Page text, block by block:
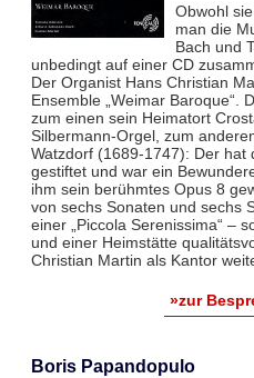
Obwohl
man die
Bach und
unbedingt auf einer CD
Der Organist Hans Christian
Ensemble „Weimar Baroque“.
zum einen sein Heimatort
Silbermann-Orgel, zum
Watzdorf (1689-1747): Der hat
gestiftet und war ein
ihm sein berühmtes Opus 8
von sechs Sonaten und sechs
einer „Piccola Serenissima“ –
und einer Heimstätte
Christian Martin als Kantor
»zur
Boris Papandopulo